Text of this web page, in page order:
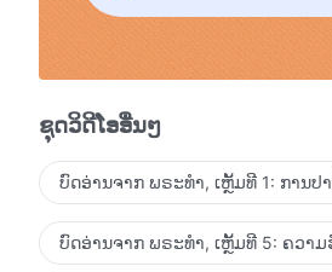
ທຳລາຍ ຫຼື ຂວາງທາງຄວາມຮັກຂອງ
ພຣະເຈົ້າ. ສິ່ງນີ້ພິສູດໃຫ້ເຫັນວ່າ ເຈົ້
ອີກທີ່ສາມາດຄອບຄອງເຈົ້າໄດ້. ຜ່ານ
ສາມາດສ້າງຄວາມຮັກທີ່ບໍ່ມີເງື່ອນໄຂ
ແລະ ຈະມາດຳລົງຊີວິດໃນແສງສະຫວ່
ນັ້ນ ເຈົ້າຈຶ່ງສາມາດເວົ້າໄດ້ວ່າໄດ້ຮັບ
ນີ້ແມ່ນໜ້າທີ່ຂອງພວກເຈົ້າແຕ່ລະຄົນ.
ຈິດສອງໃຈໃນພາລະກິດຂອງພຣະເຈົ້
ເວລາ ແລະ ເຮັດທຸກຢ່າງໂດຍເຫັນແ
ຊຸດວິດີໂອອື່ນໆ
ບົດອ່ານຈາກ ພຣະທຳ, ເຫຼັ້ມທີ 1: ການປ
ບົດອ່ານຈາກ ພຣະທຳ, ເຫຼັ້ມທີ 5: ຄວາ